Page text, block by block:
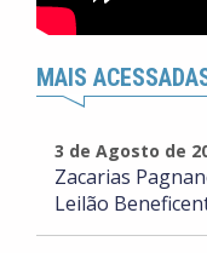
MAIS
3 de Agosto de
Zacarias
Leilão